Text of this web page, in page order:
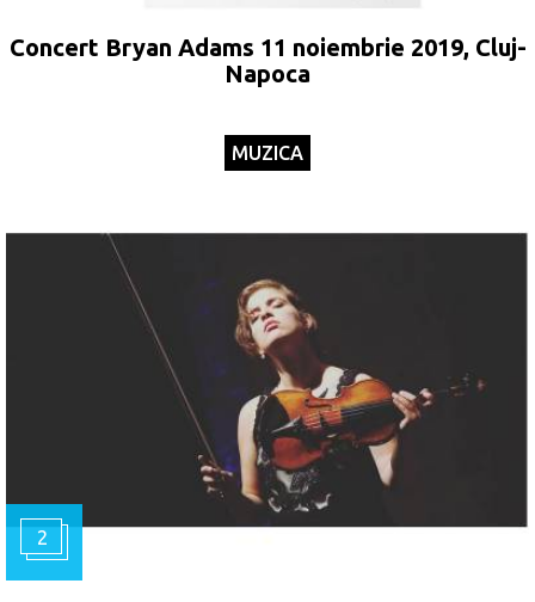
Concert Bryan Adams 11 noiembrie 2019, Cluj-
Napoca
MUZICA
2